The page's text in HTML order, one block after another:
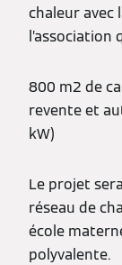
chaleur avec
l’association
800 m2 de
revente et
kW)
Le projet
réseau de
école
polyvalente.